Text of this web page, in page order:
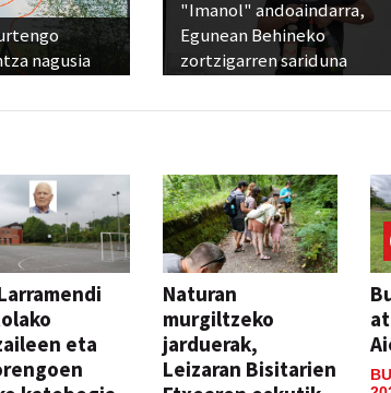
nagusia
"Imanol" andoaindarra,
Egunean Behineko
zortzigarren sariduna
eta
Naturan
murgiltzeko
jarduerak,
Leizaran Bisitarien